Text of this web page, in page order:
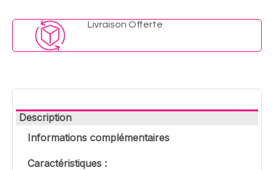
Livraison Offerte​
Description
Informations complémentaires
Caractéristiques :